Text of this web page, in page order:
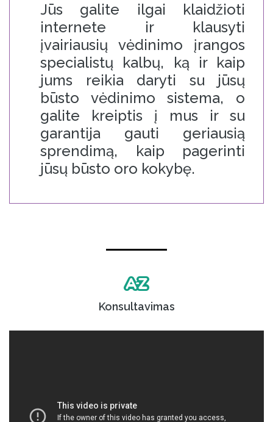
Jūs galite ilgai klaidžioti
internete ir klausyti
įvairiausių vėdinimo įrangos
specialistų kalbų, ką ir kaip
jums reikia daryti su jūsų
būsto vėdinimo sistema, o
galite kreiptis į mus ir su
garantija gauti geriausią
sprendimą, kaip pagerinti
jūsų būsto oro kokybę.
Konsultavimas